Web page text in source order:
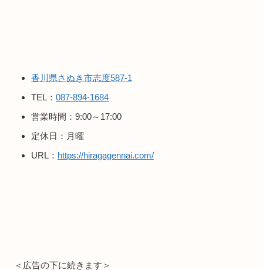
香川県さぬき市志度587-1
TEL： 087-894-1684
営業時間：9:00～17:00
定休日：月曜
URL： https://hiragagennai.com/
＜広告の下に続きます＞